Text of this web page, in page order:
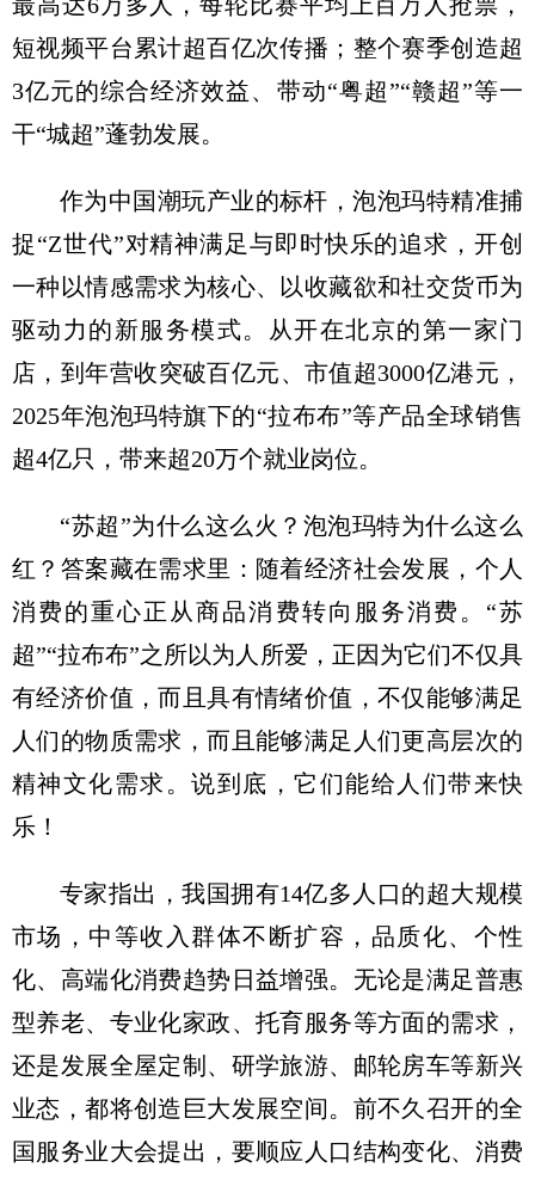
短视频平台累计超百亿次传播；整个赛季创造超
3亿元的综合经济效益、带动“粤超”“赣超”等一
干“城超”蓬勃发展。
作为中国潮玩产业的标杆，泡泡玛特精准捕
捉“Z世代”对精神满足与即时快乐的追求，开创
一种以情感需求为核心、以收藏欲和社交货币为
驱动力的新服务模式。从开在北京的第一家门
店，到年营收突破百亿元、市值超3000亿港元，
2025年泡泡玛特旗下的“拉布布”等产品全球销售
超4亿只，带来超20万个就业岗位。
“苏超”为什么这么火？泡泡玛特为什么这么
红？答案藏在需求里：随着经济社会发展，个人
消费的重心正从商品消费转向服务消费。“苏
超”“拉布布”之所以为人所爱，正因为它们不仅具
有经济价值，而且具有情绪价值，不仅能够满足
人们的物质需求，而且能够满足人们更高层次的
精神文化需求。说到底，它们能给人们带来快
乐！
专家指出，我国拥有14亿多人口的超大规模
市场，中等收入群体不断扩容，品质化、个性
化、高端化消费趋势日益增强。无论是满足普惠
型养老、专业化家政、托育服务等方面的需求，
还是发展全屋定制、研学旅游、邮轮房车等新兴
业态，都将创造巨大发展空间。前不久召开的全
国服务业大会提出，要顺应人口结构变化、消费